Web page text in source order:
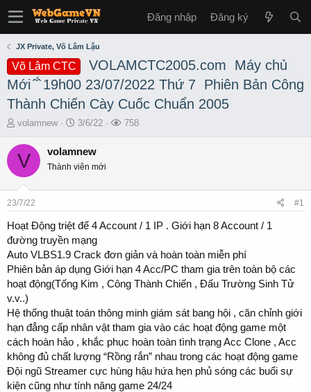
Đăng nhập Đăng ký
JX Private, Võ Lâm Lậu
Võ Lâm CTC
️ VOLAMCTC2005.com ️️ Máy chủ
Mới ̂ ̂́ 19h00 23/07/2022 Thứ 7 ️️ Phiên Bản Công
Thành Chiến Cày Cuốc Chuẩn 2005
T
r
e
s
a
t
e
r
volamnew
S
a
t
e
3/6/22
L
758
V volamnew
Thành viên mới
23/7/22 #1
Hoạt Động triệt để 4 Account / 1 IP . Giới hạn 8 Account / 1
đường truyền mạng
Auto VLBS1.9 Crack đơn giản và hoàn toàn miễn phí
Phiên bản áp dụng Giới hạn 4 Acc/PC tham gia trên toàn bộ các
hoạt động(Tống Kim , Công Thành Chiến , Đấu Trường Sinh Tử
v.v..)
Hệ thống thuật toán thông minh giám sát bang hội , căn chỉnh giới
hạn đẳng cấp nhân vật tham gia vào các hoạt động game một
cách hoàn hảo , khắc phục hoàn toàn tình trạng Acc Clone , Acc
không đủ chất lượng “Rồng rắn” nhau trong các hoạt động game
Đội ngũ Streamer cực hùng hậu hứa hẹn phủ sóng các buổi sự
kiện cũng như tính năng game 24/24